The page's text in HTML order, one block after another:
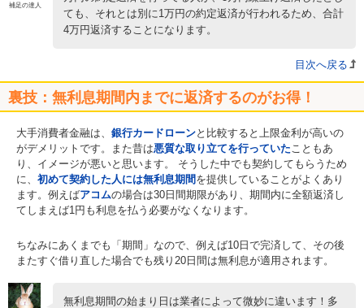
ても、それとは別に1万円の約定返済が行われるため、合計
4万円返済することになります。
補足の達人
目次へ戻る
裏技：無利息期間内までに返済するのがお得！
大手消費者金融は、 銀行カードローンと比較すると上限金利が高いの
がデメリットです。また昔は悪質な取り立てを行っていた こともあ
り、イメージが悪いと思います。 そうした中でも契約してもらうため
に、 初めて契約した人には無利息期間 を提供していることがよくあり
ます。例えばアコムの場合は30日間期限があり、期間内に全額返済し
てしまえば1円も利息を払う必要がなくなります。
ちなみにあくまでも「期間」なので、例えば10日で完済して、その後
またすぐ借り直した場合でも残り20日間は無利息が適用されます。
無利息期間の始まり日は業者によって微妙に違います！多